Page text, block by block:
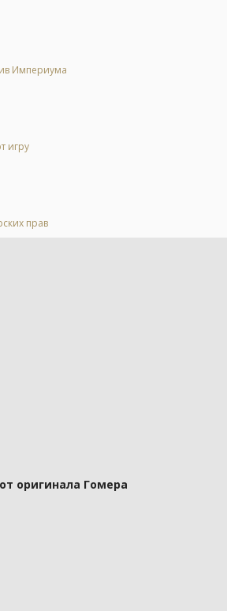
Империума
игру
прав
оригинала Гомера